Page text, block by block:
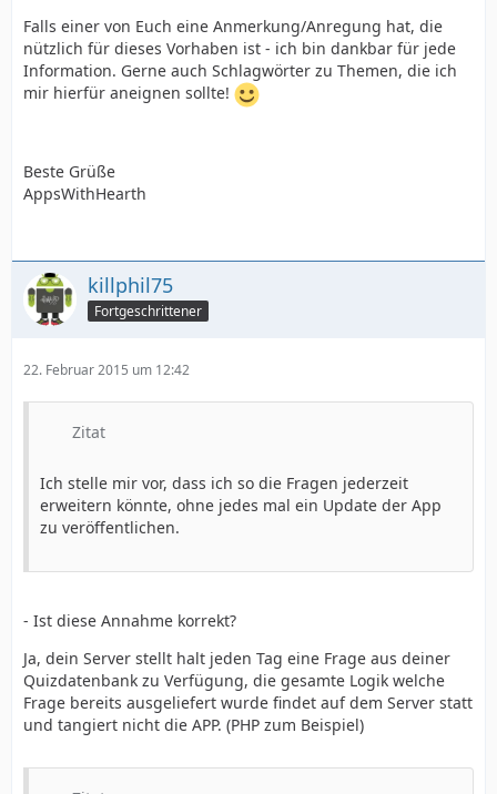
Falls einer von Euch eine Anmerkung/Anregung hat, die
nützlich für dieses Vorhaben ist - ich bin dankbar für jede
Information. Gerne auch Schlagwörter zu Themen, die ich
mir hierfür aneignen sollte!
Beste Grüße
AppsWithHearth
killphil75
Fortgeschrittener
22. Februar 2015 um 12:42
Zitat
Ich stelle mir vor, dass ich so die Fragen jederzeit
erweitern könnte, ohne jedes mal ein Update der App
zu veröffentlichen.
- Ist diese Annahme korrekt?
Ja, dein Server stellt halt jeden Tag eine Frage aus deiner
Quizdatenbank zu Verfügung, die gesamte Logik welche
Frage bereits ausgeliefert wurde findet auf dem Server statt
und tangiert nicht die APP. (PHP zum Beispiel)